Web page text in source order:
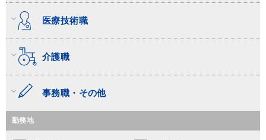
医療技術職
介護職
事務職・その他
勤務地